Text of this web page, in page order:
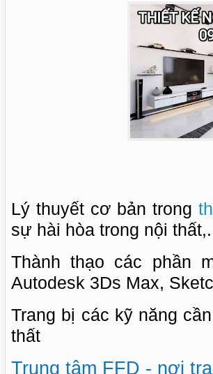
Lý thuyết cơ bản trong
sự hài hòa trong nội
Thành thạo các phần
Autodesk 3Ds Max,
Trang bị các kỹ năng
thất
Trung tâm FFD - nơi